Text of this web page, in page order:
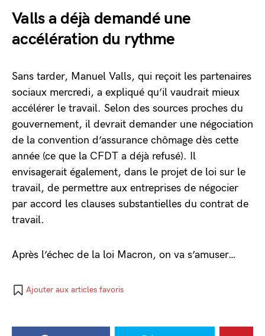
Valls a déjà demandé une
accélération du rythme
Sans tarder, Manuel Valls, qui reçoit les partenaires
sociaux mercredi, a expliqué qu’il vaudrait mieux
accélérer le travail. Selon des sources proches du
gouvernement, il devrait demander une négociation
de la convention d’assurance chômage dès cette
année (ce que la CFDT a déjà refusé). Il
envisagerait également, dans le projet de loi sur le
travail, de permettre aux entreprises de négocier
par accord les clauses substantielles du contrat de
travail.
Après l’échec de la loi Macron, on va s’amuser…
Ajouter aux articles favoris